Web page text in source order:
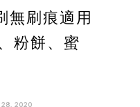
無刷痕適用
粉餅、蜜
28, 2020